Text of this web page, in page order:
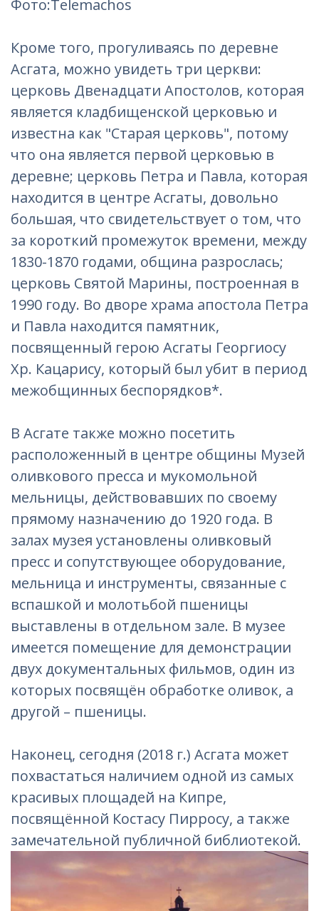
Фотo:Telemachos
Кроме того, прогуливаясь по деревне
Асгата, можно увидеть три церкви:
церковь Двенадцати Апостолов, которая
является кладбищенской церковью и
известна как "Старая церковь", потому
что она является первой церковью в
деревне; церковь Петра и Павла, которая
находится в центре Асгаты, довольно
большая, что свидетельствует о том, что
за короткий промежуток времени, между
1830-1870 годами, община разрослась;
церковь Святой Марины, построенная в
1990 году. Во дворе храма апостола Петра
и Павла находится памятник,
посвященный герою Асгаты Георгиосу
Хр. Кацарису, который был убит в период
межобщинных беспорядков*.
В Асгате также можно посетить
расположенный в центре общины Музей
оливкового пресса и мукомольной
мельницы, действовавших по своему
прямому назначению до 1920 года. В
залах музея установлены оливковый
пресс и сопутствующее оборудование,
мельница и инструменты, связанные с
вспашкой и молотьбой пшеницы
выставлены в отдельном зале. В музее
имеется помещение для демонстрации
двух документальных фильмов, один из
которых посвящён обработке оливок, а
другой – пшеницы.
Наконец, сегодня (2018 г.) Асгата может
похвастаться наличием одной из самых
красивых площадей на Кипре,
посвящённой Костасу Пирросу, а также
замечательной публичной библиотекой.